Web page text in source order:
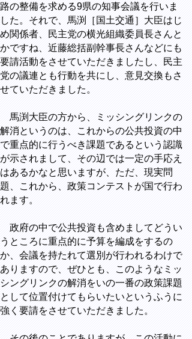
路の整備を求める9県の知事会議を行いま
した。それで、馬渕［国土交通］大臣はじ
め関係者、民主党の横光組織委員長さんと
かですね、近藤総括副幹事長さんなどにも
要請活動をさせていただきましたし、民主
党の議連とも行動を共にし、意見交換もさ
せていただきました。
馬渕大臣の方から、ミッシングリンクの
解消というのは、これからの公共投資の中
で重点的に行うべき課題であるという認識
が示されまして、その辺では一定の手応え
はあるかなと思いますが、ただ、現実問
題、これから、政策コンテストが国で行わ
れます。
政府の中で公共投資も含めましてどうい
うところに重点的に予算を編成をするの
か、会議を持たれて選別が行われるわけで
ありますので、ぜひとも、このようなミッ
シングリンクの解消をいの一番の政策課題
として位置付けてもらいたいというふうに
強く要請をさせていただきました。